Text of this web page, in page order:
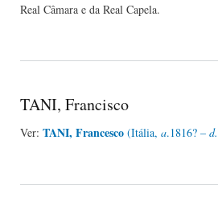
Real Câmara e da Real Capela.
TANI, Francisco
Ver: TANI, Francesco (Itália, a.1816? – d.